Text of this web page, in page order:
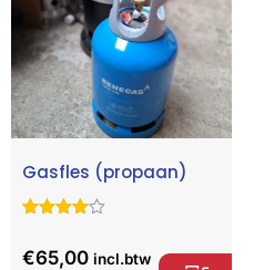
Gasfles (propaan)
5
€65,00 incl.btw